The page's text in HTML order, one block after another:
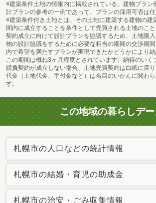
※建築条件土地の情報内に掲載されている、建物プラン
計プランの参考の一例であって、プランの採用可否は任
※建築条件付き土地とは、その土地に建築する建物の建
間内に成立することを条件として売買される土地のこ
契約成立に向けて設計プランを協議するため、土地購
物の設計協議をするために必要な相当の期間の交渉期
内で希望を満たすプランが実現できたかどうかにより結
この期間は概ね3ヶ月程度とされています。納得のいく
請負契約が成立しない場合、土地売買契約は白紙に戻
代金（土地代金、手付金など）は名目のいかんに関わ
す。
この地域の暮らしデー
札幌市の人口などの統計情報
札幌市の結婚・育児の助成金
札幌市の治安・ごみ収集情報